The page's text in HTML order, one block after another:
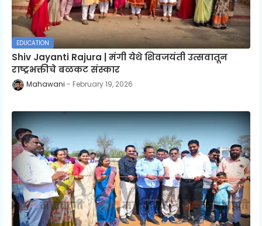
EDUCATION
Shiv Jayanti Rajura | मंगी येथे शिवजयंती उत्सवातून
राष्ट्रभक्तीचे बळकट संस्कार
Mahawani February 19, 2026